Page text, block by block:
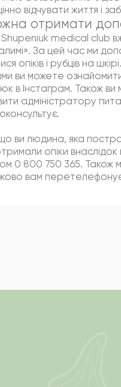
відчувати життя і
отримати
Shupeniuk medical club
За цей час ми
опіків і рубців на
ви можете
в Інстаграм. Також
адміністратору
ви людина, яка
опіки внаслідок
0 800 750 365. Також
вам